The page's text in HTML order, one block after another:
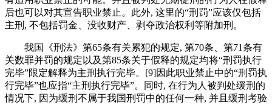
后也可以对其宣告职业禁止。此外, 这里的“刑罚”应该仅包括
主刑, 不包括罚金、没收财产、剥夺政治权利等附加刑。
我国《刑法》第65条有关累犯的规定, 第70条、第71条有
关数罪并罚的规定以及第85条关于假释的规定均将“刑罚执行
完毕”限定解释为主刑执行完毕。[9]因此职业禁止中的“刑罚执
行完毕”也应指“主刑执行完毕”。同时, 在行为人被判处缓刑的
情况下, 因为缓刑不属于我国刑罚中的任何一种, 并且缓刑考验